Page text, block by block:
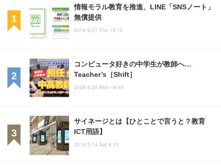
情報モラル教育を推進、LINE「SNSノート」
無償提供
2018.9.27 Thu 15:15
コンピュータ好きの中学生が教師へ…
Teacher’s［Shift］
2026.6.29 Mon 19:45
サイネージとは【ひとことで言うと？教育
ICT用語】
2016.5.14 Sat 8:15